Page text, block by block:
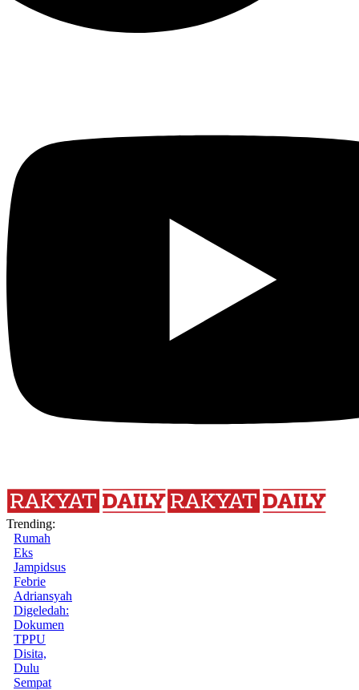
Trending:
Rumah
Eks
Jampidsus
Febrie
Adriansyah
Digeledah:
Dokumen
TPPU
Disita,
Dulu
Sempat